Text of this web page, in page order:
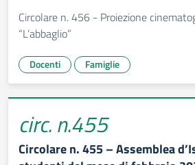
Circolare n. 456 - Proiezione
“L’abbaglio”
Docenti Famiglie
circ. n.455
Circolare n. 455 – Assemblea